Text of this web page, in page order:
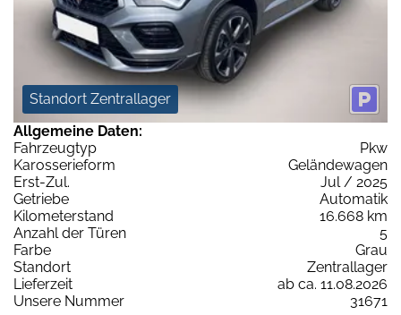
Standort Zentrallager
Allgemeine Daten:
Fahrzeugtyp
Pkw
Karosserieform
Geländewagen
Erst-Zul.
Jul / 2025
Getriebe
Automatik
Kilometerstand
16.668 km
Anzahl der Türen
5
Farbe
Grau
Standort
Zentrallager
Lieferzeit
ab ca. 11.08.2026
Unsere Nummer
31671